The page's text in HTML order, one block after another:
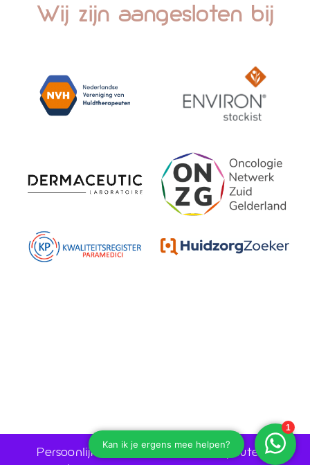
Wij zijn aangesloten bij
Persoonlijk advies door huidtherapeuten •